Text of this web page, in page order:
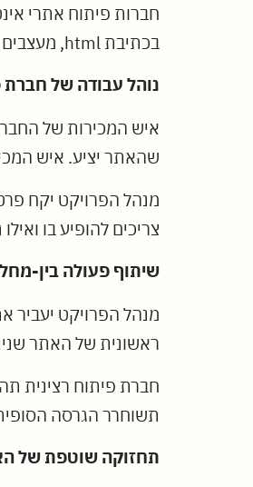
חברות פיתוח אתרי
בכתיבת html, מעצבים השולטים בתוכנות גרפיקה ובפסיכולוגיה של הצבעים וכותבי תוכן הבקיאים בכתיבה שיווקית באינטרנט.
נוהל עבודה של חברת
איש המכירות של
שהאתר יציע. איש
מנהל הפרויקט יקח
צריכים להופיע בו
שיתוף פעולה בין-
מנהל הפרויקט
ראשונית של האתר
חברת פיתוח רצינית
תשוחרר הגרסה
תחזוקה שוטפת של